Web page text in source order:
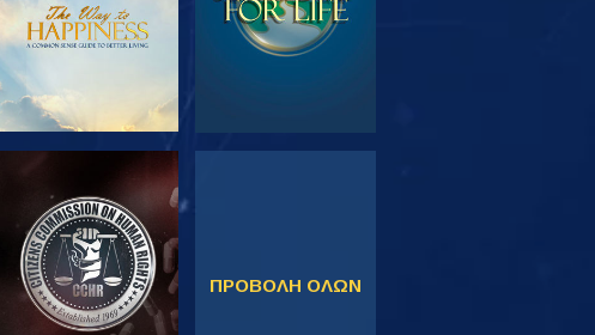
ΠΑΡΑΚΟΛΟΥΘΗΣΤΕ
ΠΡΟΒΟΛΗ ΟΛΩΝ